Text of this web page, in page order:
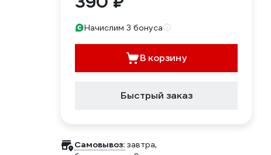
Начислим 3 бонуса
В корзину
Быстрый заказ
Самовывоз: завтра,